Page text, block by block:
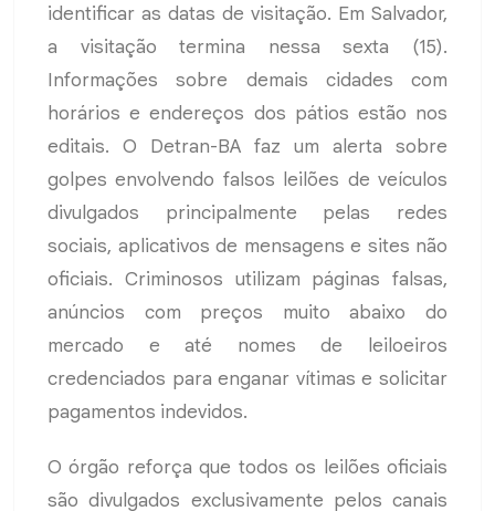
identificar as datas de visitação. Em Salvador,
a visitação termina nessa sexta (15).
Informações sobre demais cidades com
horários e endereços dos pátios estão nos
editais. O Detran-BA faz um alerta sobre
golpes envolvendo falsos leilões de veículos
divulgados principalmente pelas redes
sociais, aplicativos de mensagens e sites não
oficiais. Criminosos utilizam páginas falsas,
anúncios com preços muito abaixo do
mercado e até nomes de leiloeiros
credenciados para enganar vítimas e solicitar
pagamentos indevidos.
O órgão reforça que todos os leilões oficiais
são divulgados exclusivamente pelos canais